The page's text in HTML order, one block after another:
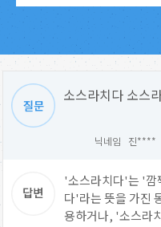
소스라치다 소스
닉네임 진****
'소스라치다'는 '깜
다'라는 뜻을 가진
용하거나, '소스라